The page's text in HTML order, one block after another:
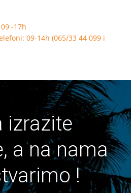
-17h
09-14h (065/33 44 099 i
izrazite
a na nama
!